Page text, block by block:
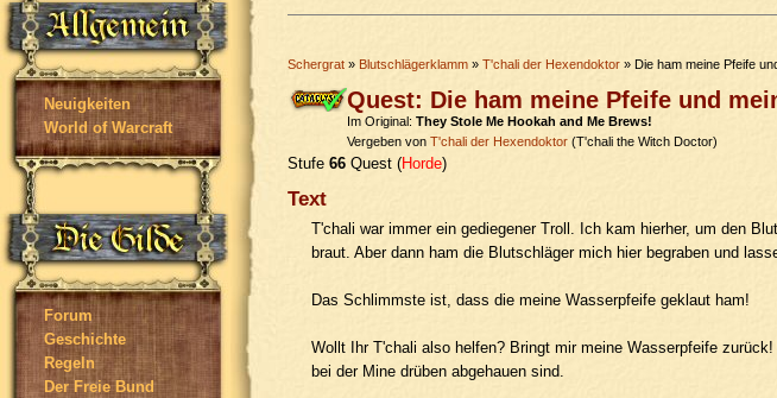
Neuigkeiten
World of Warcraft
Forum
Geschichte
Regeln
Der Freie Bund
Schergrat » Blutschlägerklamm » T'chali der Hexendoktor » Die ham meine Pfeife
Quest: Die ham meine Pfeife und
Im Original: They Stole Me Hookah and Me Brews!
Vergeben von T'chali der Hexendoktor (T'chali the Witch Doctor)
Stufe 66 Quest (Horde)
Text
T'chali war immer ein gediegener Troll. Ich kam hierher, um den
braut. Aber dann ham die Blutschläger mich hier begraben und
Das Schlimmste ist, dass die meine Wasserpfeife geklaut ham!
Wollt Ihr T'chali also helfen? Bringt mir meine Wasserpfeife
bei der Mine drüben abgehauen sind.